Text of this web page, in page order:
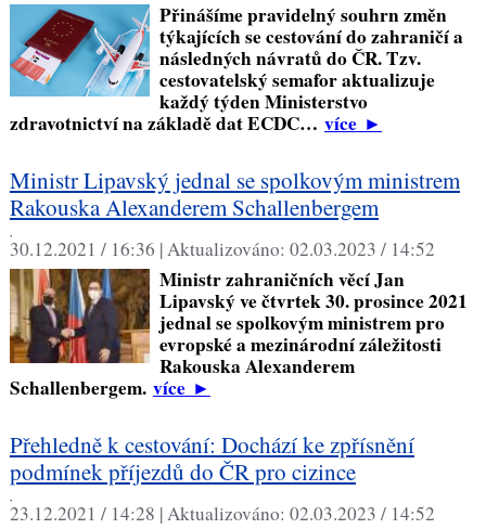
Přinášíme pravidelný souhrn změn
týkajících se cestování do zahraničí a
následných návratů do ČR. Tzv.
cestovatelský semafor aktualizuje
každý týden Ministerstvo
zdravotnictví na základě dat ECDC… více►
Ministr Lipavský jednal se spolkovým ministrem
Rakouska Alexanderem Schallenbergem
,
30.12.2021 / 16:36 |Aktualizováno: 02.03.2023 / 14:52
Ministr zahraničních věcí Jan
Lipavský ve čtvrtek 30. prosince 2021
jednal se spolkovým ministrem pro
evropské a mezinárodní záležitosti
Rakouska Alexanderem
Schallenbergem. více►
Přehledně k cestování: Dochází ke zpřísnění
podmínek příjezdů do ČR pro cizince
23.12.2021 / 14:28 | Aktualizováno: 02.03.2023 / 14:52